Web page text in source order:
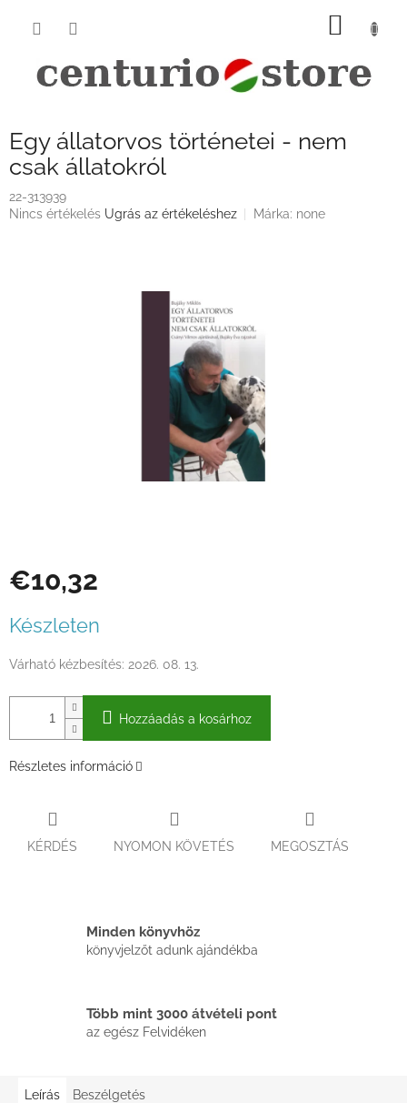
KOSÁR
Egy állatorvos történetei - nem
csak állatokról
22-313939
A
Nincs értékelés Ugrás az értékeléshez Márka: none
€10,32
Készleten
Várható kézbesítés: 2026. 08. 13.
Hozzáadás a kosárhoz
Részletes információ
KÉRDÉS NYOMON KÖVETÉS MEGOSZTÁS
Minden könyvhöz
könyvjelzőt adunk ajándékba
Több mint 3000 átvételi pont
az egész Felvidéken
Leírás Beszélgetés